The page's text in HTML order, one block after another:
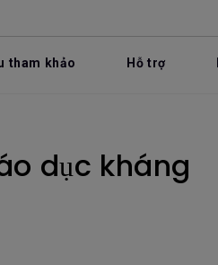
tham khảo Hỗ trợ
dục kháng